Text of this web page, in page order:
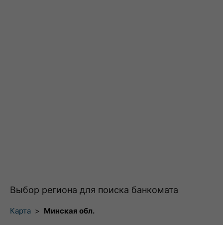
Выбор региона для поиска банкомата
Карта > Минская обл.